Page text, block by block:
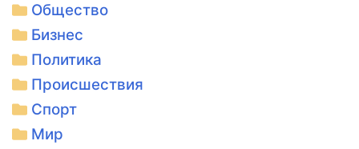
Общество
Бизнес
Политика
Происшествия
Спорт
Мир